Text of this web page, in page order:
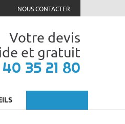
NOUS CONTACTER
Votre devis
et gratuit
35 21 80